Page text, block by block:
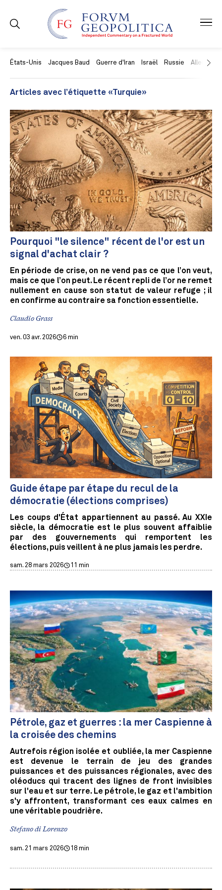
États-Unis Jacques Baud Guerre d'Iran Israël Russie Allemagne
Articles avec l’étiquette «Turquie»
Pourquoi "le silence" récent de l'or est un
signal d'achat clair ?
En période de crise, on ne vend pas ce que l’on veut,
mais ce que l’on peut. Le récent repli de l’or ne remet
nullement en cause son statut de valeur refuge ; il
en confirme au contraire sa fonction essentielle.
Claudio Grass
ven. 03 avr. 2026 6 min
Guide étape par étape du recul de la
démocratie (élections comprises)
Les coups d'État appartiennent au passé. Au XXIe
siècle, la démocratie est le plus souvent affaiblie
par des gouvernements qui remportent les
élections, puis veillent à ne plus jamais les perdre.
sam. 28 mars 2026 11 min
Pétrole, gaz et guerres : la mer Caspienne à
la croisée des chemins
Autrefois région isolée et oubliée, la mer Caspienne
est devenue le terrain de jeu des grandes
puissances et des puissances régionales, avec des
oléoducs qui tracent des lignes de front invisibles
sur l'eau et sur terre. Le pétrole, le gaz et l'ambition
s'y affrontent, transformant ces eaux calmes en
une véritable poudrière.
Stefano di Lorenzo
sam. 21 mars 2026 18 min